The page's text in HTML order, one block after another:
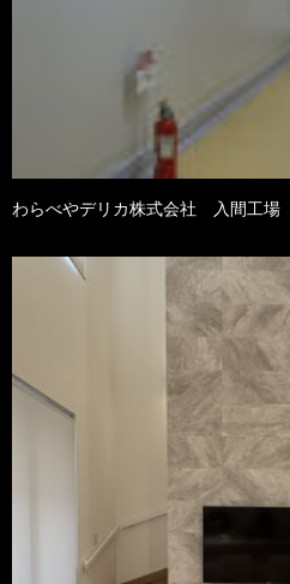
わらべやデリカ株式会社 入間工場